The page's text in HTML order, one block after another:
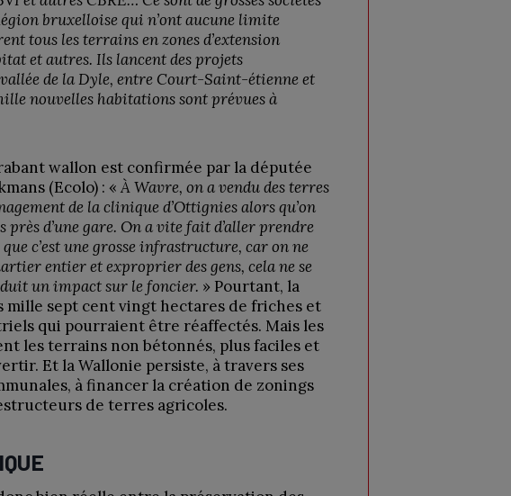
bruxelloise qui n’ont aucune limite
tous les terrains en zones d’extension
et autres. Ils lancent des projets
de la Dyle, entre Court-Saint-étienne et
nouvelles habitations sont prévues à
wallon est confirmée par la députée
(Ecolo) : « À Wavre, on a vendu des terres
de la clinique d’Ottignies alors qu’on
d’une gare. On a vite fait d’aller prendre
c’est une grosse infrastructure, car on ne
entier et exproprier des gens, cela ne se
un impact sur le foncier. » Pourtant, la
mille sept cent vingt hectares de friches et
qui pourraient être réaffectés. Mais les
les terrains non bétonnés, plus faciles et
Et la Wallonie persiste, à travers ses
à financer la création de zonings
de terres agricoles.